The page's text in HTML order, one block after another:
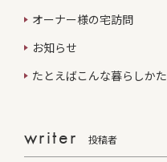
オーナー様の宅訪問
お知らせ
たとえばこんな暮らしかた
writer 投稿者